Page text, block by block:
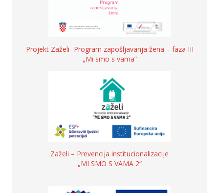
Projekt Zaželi- Program zapošljavanja žena – faza III
„Mi smo s vama“
Zaželi – Prevencija institucionalizacije
„MI SMO S VAMA 2“